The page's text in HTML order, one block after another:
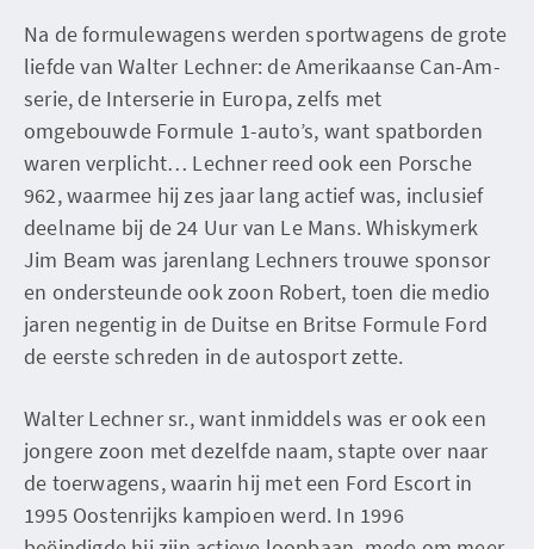
Na de formulewagens werden sportwagens de grote
liefde van Walter Lechner: de Amerikaanse Can-Am-
serie, de Interserie in Europa, zelfs met
omgebouwde Formule 1-auto’s, want spatborden
waren verplicht… Lechner reed ook een Porsche
962, waarmee hij zes jaar lang actief was, inclusief
deelname bij de 24 Uur van Le Mans. Whiskymerk
Jim Beam was jarenlang Lechners trouwe sponsor
en ondersteunde ook zoon Robert, toen die medio
jaren negentig in de Duitse en Britse Formule Ford
de eerste schreden in de autosport zette.
Walter Lechner sr., want inmiddels was er ook een
jongere zoon met dezelfde naam, stapte over naar
de toerwagens, waarin hij met een Ford Escort in
1995 Oostenrijks kampioen werd. In 1996